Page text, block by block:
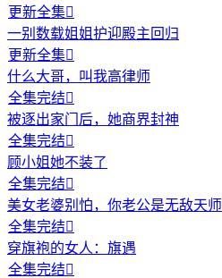
更新全集
一别数载姐姐护迎殿主回归
更新全集
什么大哥，叫我高律师
全集完结
被逐出家门后，她商界封神
全集完结
顾小姐她不装了
全集完结
美女老婆别怕，你老公是无敌天师
全集完结
穿旗袍的女人：旗遇
全集完结